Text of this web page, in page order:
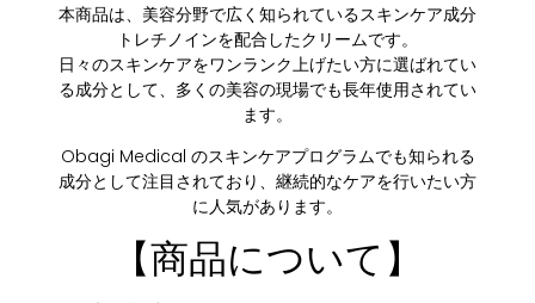
本商品は、美容分野で広く知られているスキンケア成分
トレチノインを配合したクリームです。
日々のスキンケアをワンランク上げたい方に選ばれてい
る成分として、多くの美容の現場でも長年使用されてい
ます。
Obagi Medical のスキンケアプログラムでも知られる
成分として注目されており、継続的なケアを行いたい方
に人気があります。
【商品について】